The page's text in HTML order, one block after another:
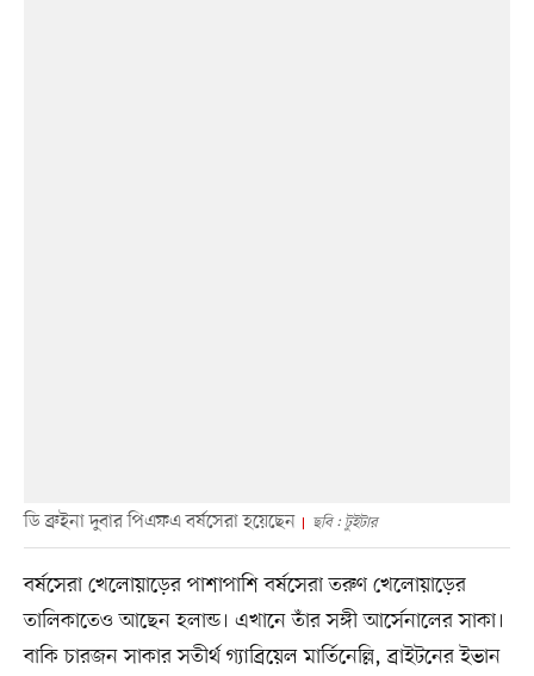
ডি ব্রুইনা দুবার পিএফএ বর্ষসেরা হয়েছেন ছবি : টুইটার
বর্ষসেরা খেলোয়াড়ের পাশাপাশি বর্ষসেরা তরুণ খেলোয়াড়ের
তালিকাতেও আছেন হলান্ড। এখানে তাঁর সঙ্গী আর্সেনালের সাকা।
বাকি চারজন সাকার সতীর্থ গ্যাব্রিয়েল মার্তিনেল্লি, ব্রাইটনের ইভান